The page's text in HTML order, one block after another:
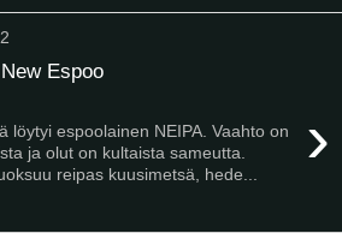
Espoo
›
löytyi espoolainen NEIPA. Vaahto on
ja olut on kultaista sameutta.
reipas kuusimetsä, hede...